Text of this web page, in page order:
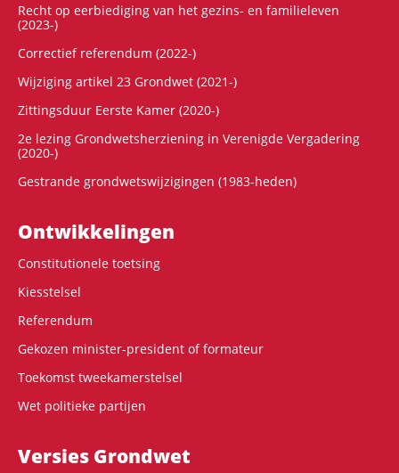
Recht op eerbiediging van het gezins- en familieleven
(2023-)
Correctief referendum (2022-)
Wijziging artikel 23 Grondwet (2021-)
Zittingsduur Eerste Kamer (2020-)
2e lezing Grondwetsherziening in Verenigde Vergadering
(2020-)
Gestrande grondwetswijzigingen (1983-heden)
Ontwikke­lingen
Constitutionele toetsing
Kiesstelsel
Referendum
Gekozen minister-president of formateur
Toekomst tweekamerstelsel
Wet politieke partijen
Versies Grondwet